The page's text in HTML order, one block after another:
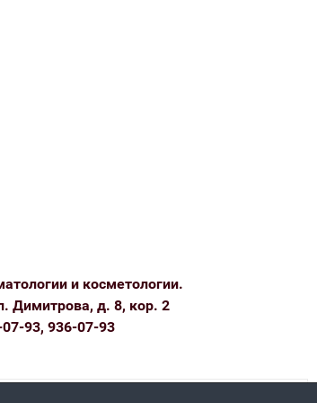
и косметологии.
Димитрова, д. 8, кор. 2
93, 936-07-93